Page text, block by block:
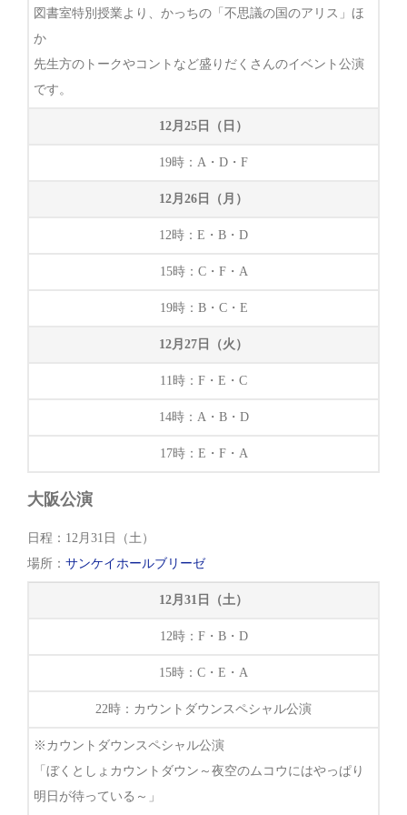
図書室特別授業より、かっちの「不思議の国のアリス」ほ
か
先生方のトークやコントなど盛りだくさんのイベント公演
です。
12月25日（日）
19時：A・D・F
12月26日（月）
12時：E・B・D
15時：C・F・A
19時：B・C・E
12月27日（火）
11時：F・E・C
14時：A・B・D
17時：E・F・A
大阪公演
日程：12月31日（土）
場所： サンケイホールブリーゼ
12月31日（土）
12時：F・B・D
15時：C・E・A
22時：カウントダウンスペシャル公演
※カウントダウンスペシャル公演
「ぼくとしょカウントダウン～夜空のムコウにはやっぱり
明日が待っている～」